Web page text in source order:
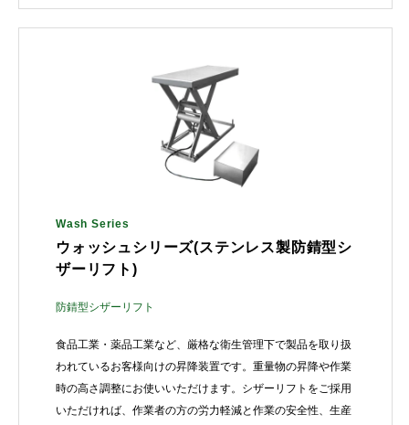
Wash Series
ウォッシュシリーズ(ステンレス製防錆型シ
ザーリフト)
防錆型シザーリフト
食品工業・薬品工業など、厳格な衛生管理下で製品を取り扱
われているお客様向けの昇降装置です。重量物の昇降や作業
時の高さ調整にお使いいただけます。シザーリフトをご採用
いただければ、作業者の方の労力軽減と作業の安全性、生産